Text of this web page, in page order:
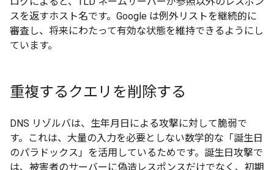
スを返すホスト名です。Google は例外リストを継続的に
審査し、将来にわたって有効な状態を維持できるようにし
ています。
重複するクエリを削除する
DNS リゾルバは、生年月日による攻撃に対して脆弱で
す。これは、大量の入力を必要としない数学的な「誕生日
のパラドックス」を活用しているためです。誕生日攻撃で
は、被害者のサーバーに偽造レスポンスだけでなく、初期